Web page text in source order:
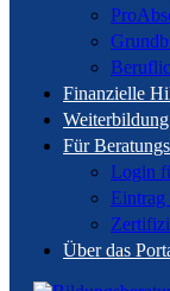
Finanzielle
Für
Login
Eintrag
Über das